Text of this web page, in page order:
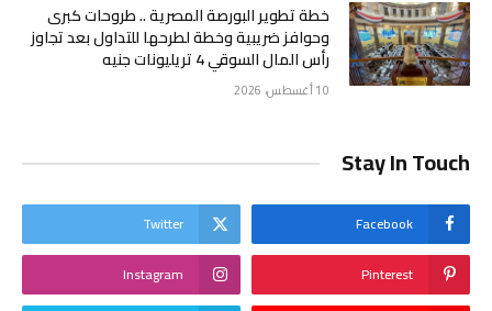
خطة تطوير البورصة المصرية .. طروحات كبرى
وحوافز ضريبية وخطة لطرحها للتداول بعد تجاوز
رأس المال السوقي 4 تريليونات جنيه
10 أغسطس، 2026
Stay In Touch
Facebook
Twitter
Pinterest
Instagram